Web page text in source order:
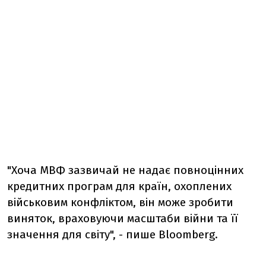
"Хоча МВФ зазвичай не надає повноцінних
кредитних програм для країн, охоплених
військовим конфліктом, він може зробити
виняток, враховуючи масштаби війни та її
значення для світу", - пише Bloomberg.